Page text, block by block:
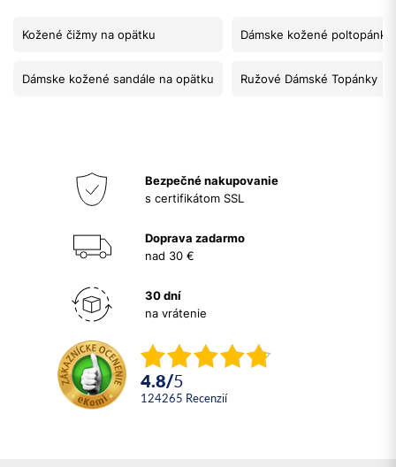
Kožené čižmy na opätku
Dámske kožené sandále na opätku
Dámske kožené
Ružové Dámské Topánky
Bezpečné nakupovanie
s certifikátom SSL
Doprava zadarmo
nad 30 €
30 dní
na vrátenie
4.8/5
124265 recenzií